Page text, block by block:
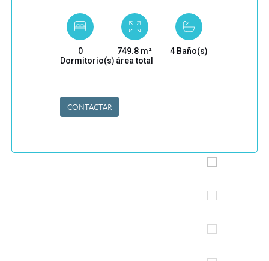
0
Dormitorio(s)
749.8 m²
área total
4 Baño(s)
CONTACTAR